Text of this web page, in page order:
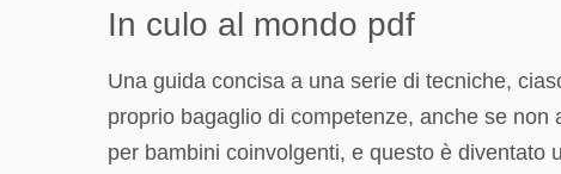
In culo al mondo pdf
Una guida concisa a una serie di tecniche,
proprio bagaglio di competenze, anche se
per bambini coinvolgenti, e questo è diventato